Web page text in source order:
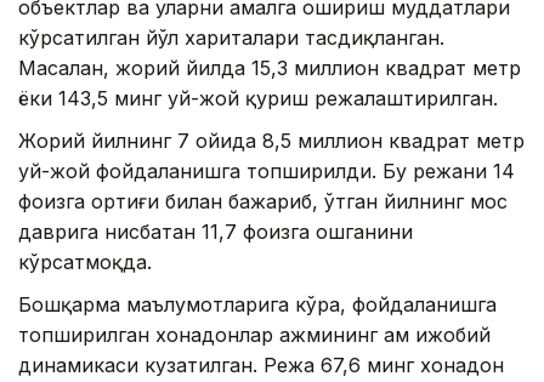
объектлар ва уларни амалга ошириш муддатлари
кўрсатилган йўл хариталари тасдиқланган.
Масалан, жорий йилда 15,3 миллион квадрат метр
ёки 143,5 минг уй-жой қуриш режалаштирилган.
Жорий йилнинг 7 ойида 8,5 миллион квадрат метр
уй-жой фойдаланишга топширилди. Бу режани 14
фоизга ортиғи билан бажариб, ўтган йилнинг мос
даврига нисбатан 11,7 фоизга ошганини
кўрсатмоқда.
Бошқарма маълумотларига кўра, фойдаланишга
топширилган хонадонлар ҳажмининг ҳам ижобий
динамикаси кузатилган. Режа 67,6 минг хонадон